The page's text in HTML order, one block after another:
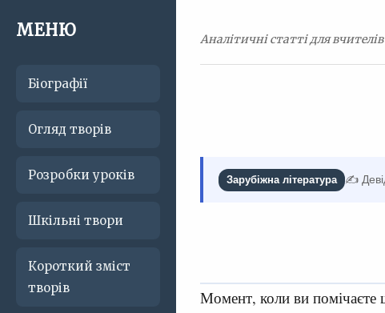
МЕНЮ
Біографії
Огляд творів
Розробки уроків
Шкільні твори
Короткий зміст
творів
Аналітичні статті для
Зарубіжна література ✍️
Момент, коли ви помічаєте